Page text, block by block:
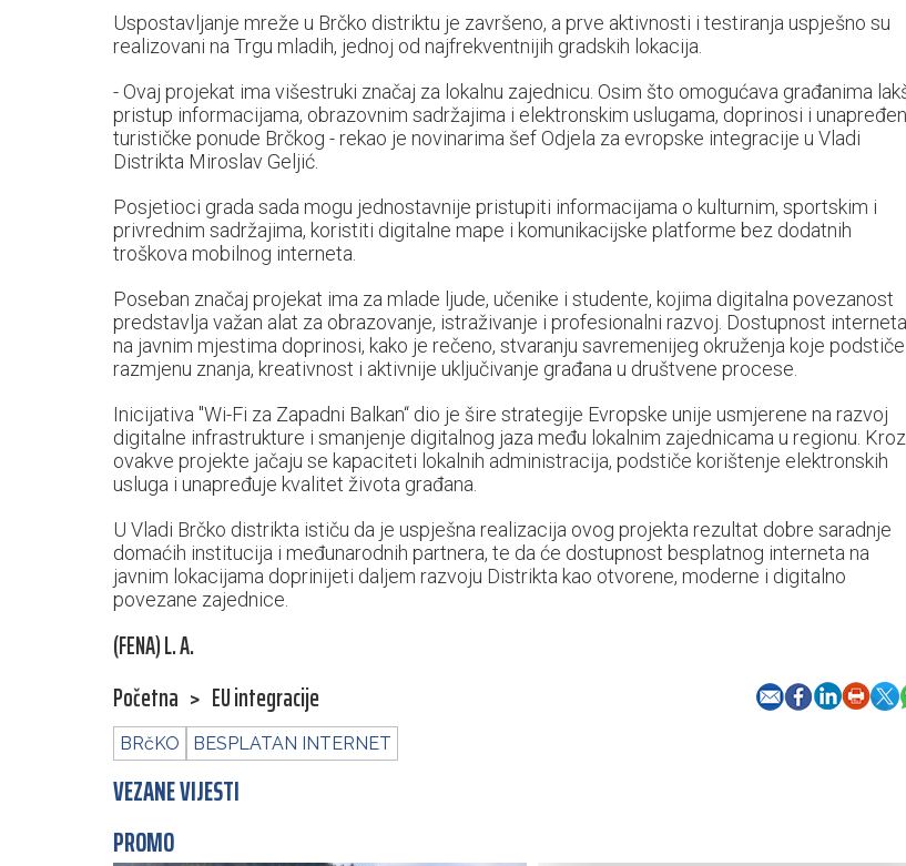
Uspostavljanje mreže u Brčko distriktu je završeno, a prve aktivnosti i testiranja uspješno su
realizovani na Trgu mladih, jednoj od najfrekventnijih gradskih lokacija.
- Ovaj projekat ima višestruki značaj za lokalnu zajednicu. Osim što omogućava građanima
pristup informacijama, obrazovnim sadržajima i elektronskim uslugama, doprinosi i
turističke ponude Brčkog - rekao je novinarima šef Odjela za evropske integracije u Vladi
Distrikta Miroslav Geljić.
Posjetioci grada sada mogu jednostavnije pristupiti informacijama o kulturnim, sportskim i
privrednim sadržajima, koristiti digitalne mape i komunikacijske platforme bez dodatnih
troškova mobilnog interneta.
Poseban značaj projekat ima za mlade ljude, učenike i studente, kojima digitalna povezanost
predstavlja važan alat za obrazovanje, istraživanje i profesionalni razvoj. Dostupnost interneta
na javnim mjestima doprinosi, kako je rečeno, stvaranju savremenijeg okruženja koje podstiče
razmjenu znanja, kreativnost i aktivnije uključivanje građana u društvene procese.
Inicijativa "Wi-Fi za Zapadni Balkan“ dio je šire strategije Evropske unije usmjerene na razvoj
digitalne infrastrukture i smanjenje digitalnog jaza među lokalnim zajednicama u regionu. Kroz
ovakve projekte jačaju se kapaciteti lokalnih administracija, podstiče korištenje elektronskih
usluga i unapređuje kvalitet života građana.
U Vladi Brčko distrikta ističu da je uspješna realizacija ovog projekta rezultat dobre saradnje
domaćih institucija i međunarodnih partnera, te da će dostupnost besplatnog interneta na
javnim lokacijama doprinijeti daljem razvoju Distrikta kao otvorene, moderne i digitalno
povezane zajednice.
(FENA) L. A.
Početna > EU integracije
BRčKO BESPLATAN INTERNET
VEZANE VIJESTI
PROMO